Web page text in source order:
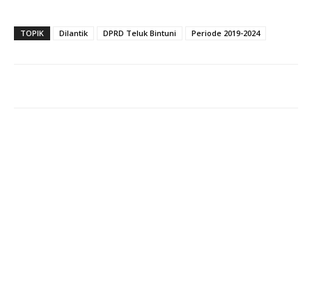
TOPIK Dilantik DPRD Teluk Bintuni Periode 2019-2024